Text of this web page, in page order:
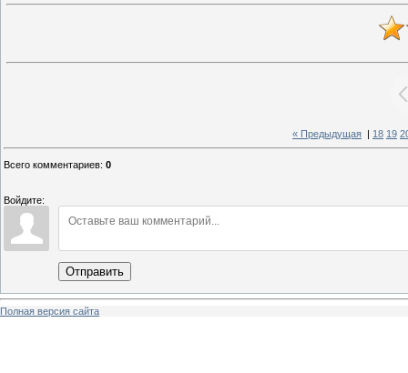
« Предыдущая 18 19
Всего комментариев: 0
Войдите:
Отправить
Полная версия сайта